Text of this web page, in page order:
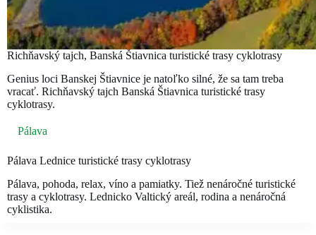
Richňavský tajch, Banská Štiavnica turistické trasy cyklotrasy
Genius loci Banskej Štiavnice je natoľko silné, že sa tam treba
vracať. Richňavský tajch Banská Štiavnica turistické trasy
cyklotrasy.
Pálava
Pálava Lednice turistické trasy cyklotrasy
Pálava, pohoda, relax, víno a pamiatky. Tiež nenáročné turistické
trasy a cyklotrasy. Lednicko Valtický areál, rodina a nenáročná
cyklistika.